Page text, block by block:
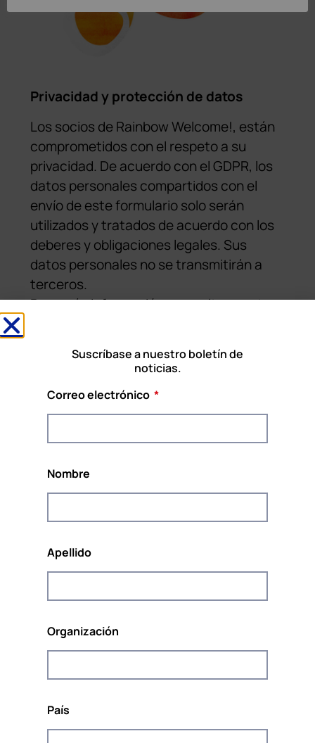
Privacidad y protección de datos
Los socios de Rainbow Welcome!, están
comprometidos con el respeto a su
privacidad. De acuerdo con el GDPR, los
datos personales compartidos con el
envío de este formulario solo serán
utilizados y tratados de acuerdo con los
deberes y obligaciones legales. Sus
datos personales no se transmitirán a
terceros.
Para más información, consulte nuestra
Rainbow Welcome!
El proyecto Rainbow Welcome! está coordinado
porPOUR LA SOLIDARITÉ-PLS, un think &amp
con la promoción de la solidaridad y la
Cofinanciado por el Programa Derechos, Igualdad
(2014-2020)
El contenido de este sitio web representa únicamente la
Suscríbase a nuestro boletín de
noticias.
Correo electrónico
Nombre
Apellido
Organización
País